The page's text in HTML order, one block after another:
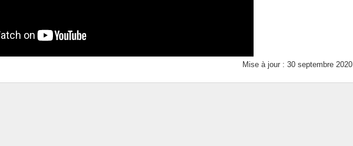
Mise à jour : 30 septembre 2020